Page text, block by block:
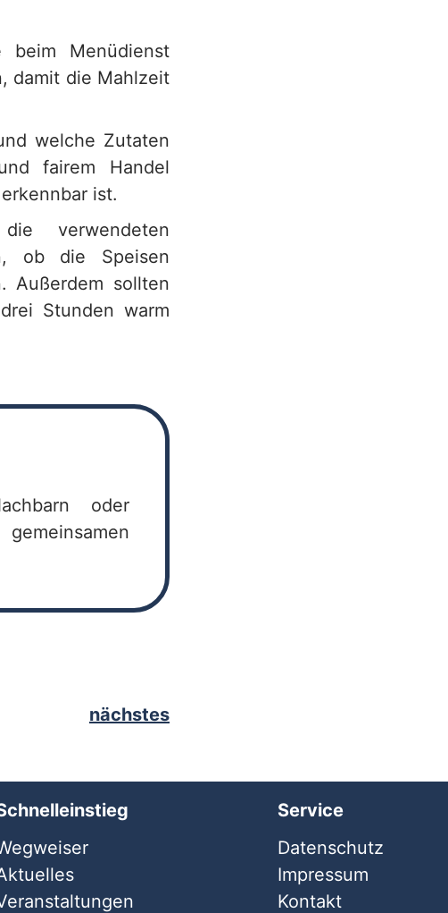
beim Menüdienst
damit die Mahlzeit
welche Zutaten
fairem Handel
ist.
die verwendeten
ob die Speisen
Außerdem sollten
Stunden warm
oder
nächstes
Service
Datenschutz
Impressum
Kontakt